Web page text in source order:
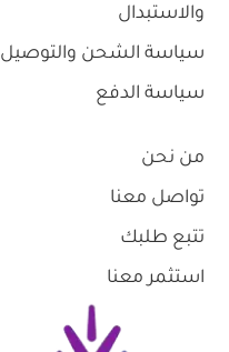
والاستبدال
سياسة الشحن والتوصيل
سياسة الدفع
من نحن
تواصل معنا
تتبع طلبك
استثمر معنا